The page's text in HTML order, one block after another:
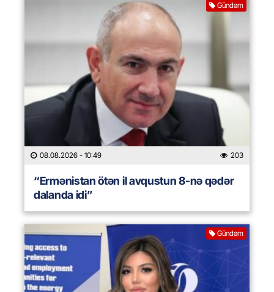
Gündəm
08.08.2026 - 10:49 203
“Ermənistan ötən il avqustun 8-nə qədər
dalanda idi”
Gündəm